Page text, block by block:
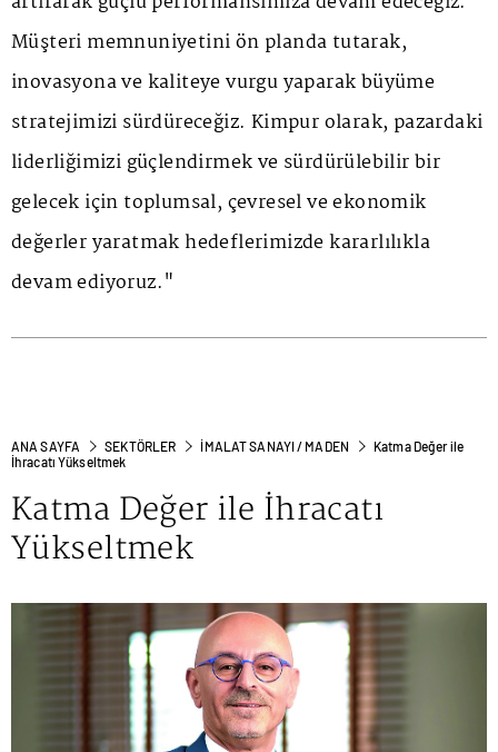
Müşteri memnuniyetini ön planda tutarak,
inovasyona ve kaliteye vurgu yaparak büyüme
stratejimizi sürdüreceğiz. Kimpur olarak, pazardaki
liderliğimizi güçlendirmek ve sürdürülebilir bir
gelecek için toplumsal, çevresel ve ekonomik
değerler yaratmak hedeflerimizde kararlılıkla
devam ediyoruz."
ANA SAYFA SEKTÖRLER İMALAT SANAYI / MADEN
Katma Değer ile
İhracatı Yükseltmek
Katma Değer ile İhracatı
Yükseltmek